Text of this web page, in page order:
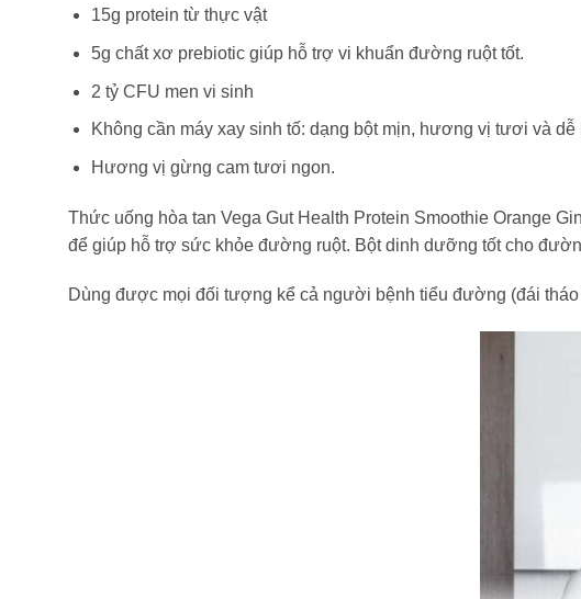
15g protein từ thực vật
5g chất xơ prebiotic giúp hỗ trợ vi khuẩn đường ruột tốt.
2 tỷ CFU men vi sinh
Không cần máy xay sinh tố: dạng bột mịn, hương vị tươi và dễ
Hương vị gừng cam tươi ngon.
Thức uống hòa tan Vega Gut Health Protein Smoothie Orange
để giúp hỗ trợ sức khỏe đường ruột. Bột dinh dưỡng tốt cho
Dùng được mọi đối tượng kể cả người bệnh tiểu đường (đái